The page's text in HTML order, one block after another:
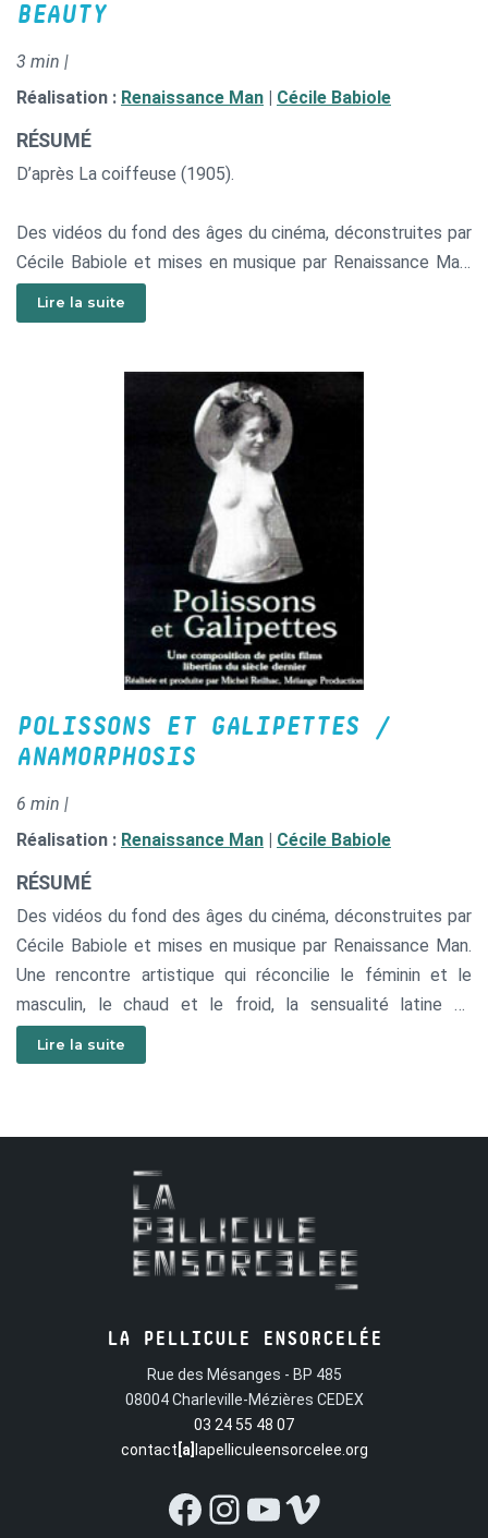
BEAUTY
3 min |
Réalisation : Renaissance Man Cécile Babiole
RÉSUMÉ
D’après La coiffeuse (1905).
Des vidéos du fond des âges du cinéma, déconstruites par
Cécile Babiole et mises en musique par Renaissance Man.
Une rencontre artistique qui réconcilie le féminin et le
masculin, le chaud et le froid, la sensualité latine et
préliminaires malicieux, les caresses enivrantes, les coïts
endiablés, les hallucinations extatiques et, côté son, les
chœurs d’opéra sous acide, les rythmiques hip hop
orgasmiques, l’électro ambient mystique !
Lire la suite
POLISSONS ET GALIPETTES /
ANAMORPHOSIS
6 min |
Réalisation : Renaissance Man Cécile Babiole
RÉSUMÉ
Des vidéos du fond des âges du cinéma, déconstruites par
Cécile Babiole et mises en musique par Renaissance Man.
Une rencontre artistique qui réconcilie le féminin et le
masculin, le chaud et le froid, la sensualité latine et
l’énergie scandinave. On retiendra côté image les
préliminaires malicieux, les caresses enivrantes, les coïts
Lire la suite
LA PELLICULE ENSORCELÉE
Rue des Mésanges - BP 485
08004 Charleville-Mézières CEDEX
03 24 55 48 07
contact [a] lapelliculeensorcelee.org
Facebook
Instagram
YouTube
Vimeo